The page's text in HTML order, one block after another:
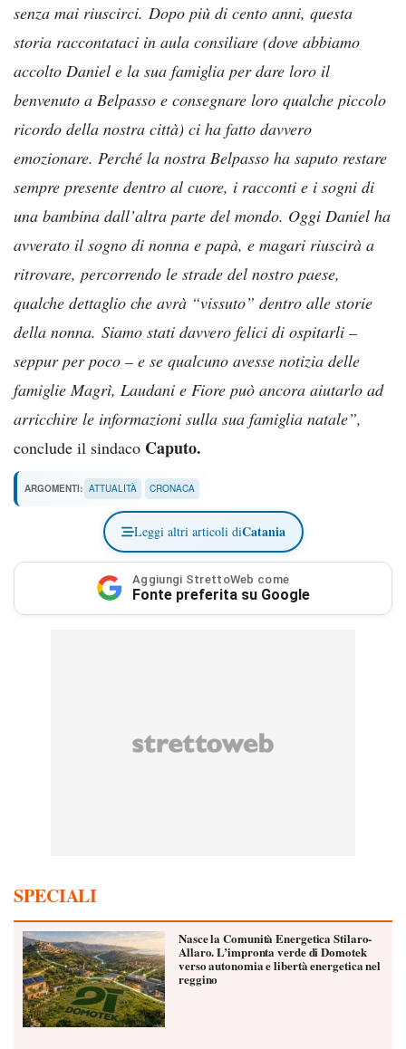
senza mai riuscirci. Dopo più di cento anni, questa
storia raccontataci in aula consiliare (dove abbiamo
accolto Daniel e la sua famiglia per dare loro il
benvenuto a Belpasso e consegnare loro qualche piccolo
ricordo della nostra città) ci ha fatto davvero
emozionare. Perché la nostra Belpasso ha saputo restare
sempre presente dentro al cuore, i racconti e i sogni di
una bambina dall’altra parte del mondo. Oggi Daniel ha
avverato il sogno di nonna e papà, e magari riuscirà a
ritrovare, percorrendo le strade del nostro paese,
qualche dettaglio che avrà “vissuto” dentro alle storie
della nonna. Siamo stati davvero felici di ospitarli –
seppur per poco – e se qualcuno avesse notizia delle
famiglie Magrì, Laudani e Fiore può ancora aiutarlo ad
arricchire le informazioni sulla sua famiglia natale”,
conclude il sindaco Caputo.
ARGOMENTI: ATTUALITÀ CRONACA
Leggi altri articoli diCatania
Aggiungi StrettoWeb come
Fonte preferita su Google
SPECIALI
Nasce la Comunità Energetica Stilaro-
Allaro. L’impronta verde di Domotek
verso autonomia e libertà energetica nel
reggino